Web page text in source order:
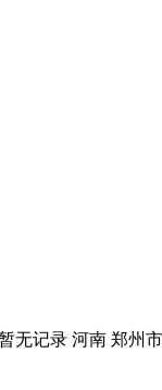
记录 河南 郑州